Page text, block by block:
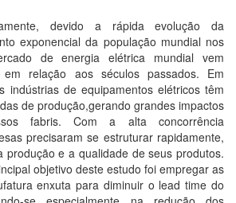
devido a rápida evolução da
exponencial da população mundial nos
de energia elétrica mundial vem
em relação aos séculos passados. Em
indústrias de equipamentos elétricos têm
de produção,gerando grandes impactos
fabris. Com a alta concorrência
precisaram se estruturar rapidamente,
produção e a qualidade de seus produtos.
objetivo deste estudo foi empregar as
enxuta para diminuir o lead time do